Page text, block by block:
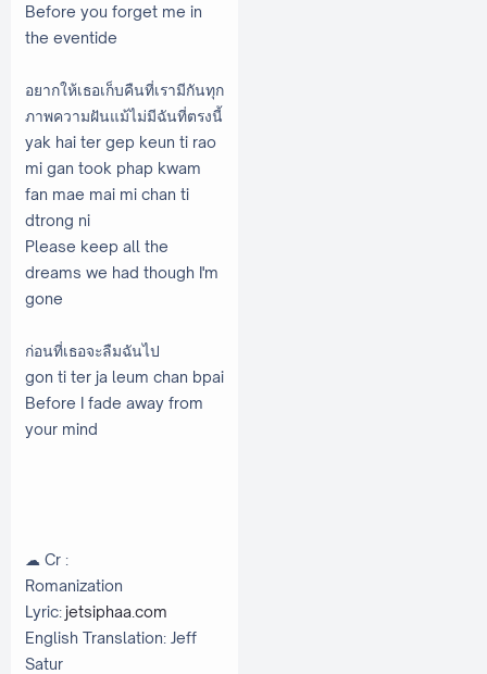
Before you forget me in
the eventide
อยากให้เธอเก็บคืนที่เรามีกันทุก
ภาพความฝันแม้ไม่มีฉันที่ตรงนี้
yak hai ter gep keun ti rao
mi gan took phap kwam
fan mae mai mi chan ti
dtrong ni
Please keep all the
dreams we had though I'm
gone
ก่อนที่เธอจะลืมฉันไป
gon ti ter ja leum chan bpai
Before I fade away from
your mind
☁ Cr :
Romanization
Lyric:jetsiphaa.com
English Translation: Jeff
Satur